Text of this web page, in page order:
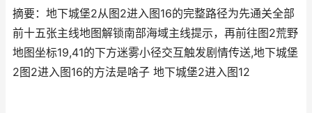
摘要：地下城堡2从图2进入图16的完整路径为先通关全部
前十五张主线地图解锁南部海域主线提示，再前往图2荒野
地图坐标19,41的下方迷雾小径交互触发剧情传送,地下城堡
2图2进入图16的方法是啥子 地下城堡2进入图12